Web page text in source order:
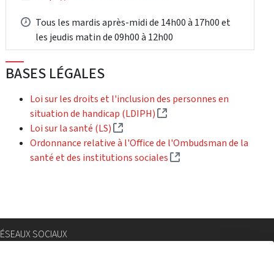
Tous les mardis après-midi de 14h00 à 17h00 et
les jeudis matin de 09h00 à 12h00
BASES LÉGALES
Loi sur les droits et l'inclusion des personnes en
situation de handicap (LDIPH)
(Lien externe)
Loi sur la santé (LS)
(Lien externe)
Ordonnance relative à l'Office de l'Ombudsman de la
santé et des institutions sociales
(Lien externe)
SOCIAUX